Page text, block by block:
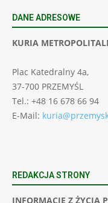
DANE ADRESOWE
KURIA
Plac Katedralny 4a,
37-700 PRZEMYŚL
Tel.: +48 16 678 66 94
E-Mail:
REDAKCJA STRONY
INFORMACJE Z ŻYCIA